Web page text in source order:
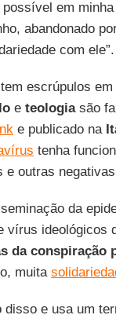
em minha
abandonado
com ele”.
escrúpulos
e teologiasão
e publicado na
tenha
outras
da
vírus ideológicos
da conspiração
muita
e usa um